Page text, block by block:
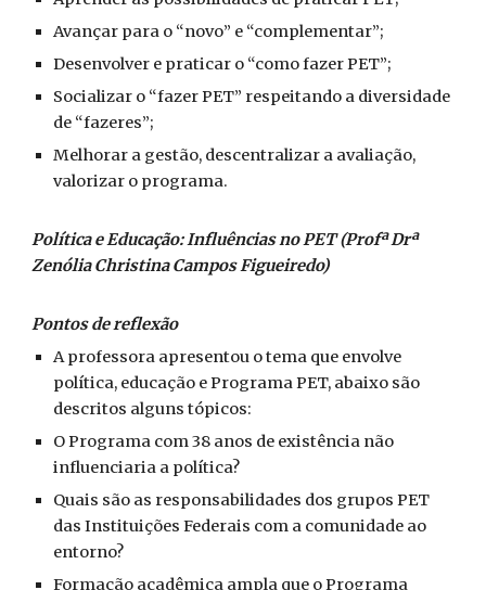
Avançar para o “novo” e “complementar”;
Desenvolver e praticar o “como fazer PET”;
Socializar o “fazer PET” respeitando a diversidade
de “fazeres”;
Melhorar a gestão, descentralizar a avaliação,
valorizar o programa.
Política e Educação: Influências no PET (Profª Drª
Zenólia Christina Campos Figueiredo)
Pontos de reflexão
A professora apresentou o tema que envolve
política, educação e Programa PET, abaixo são
descritos alguns tópicos:
O Programa com 38 anos de existência não
influenciaria a política?
Quais são as responsabilidades dos grupos PET
das Instituições Federais com a comunidade ao
entorno?
Formação acadêmica ampla que o Programa